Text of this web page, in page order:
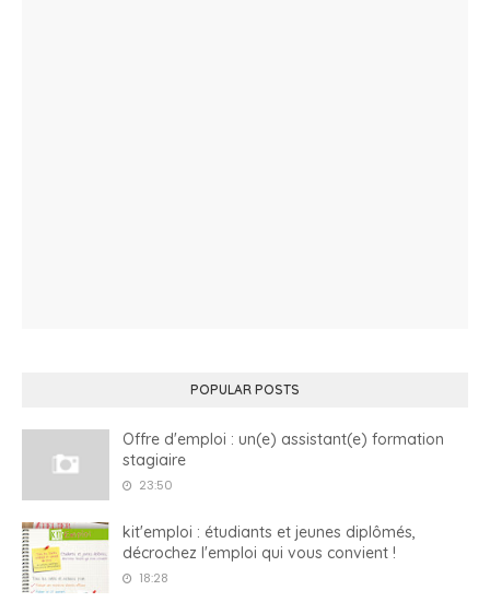
POPULAR POSTS
Offre d'emploi : un(e) assistant(e) formation
stagiaire
23:50
kit'emploi : étudiants et jeunes diplômés,
décrochez l'emploi qui vous convient !
18:28